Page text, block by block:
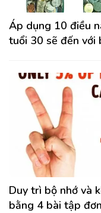
Áp dụng 10 điều
tuổi 30 sẽ đến với
Duy trì bộ nhớ và
bằng 4 bài tập